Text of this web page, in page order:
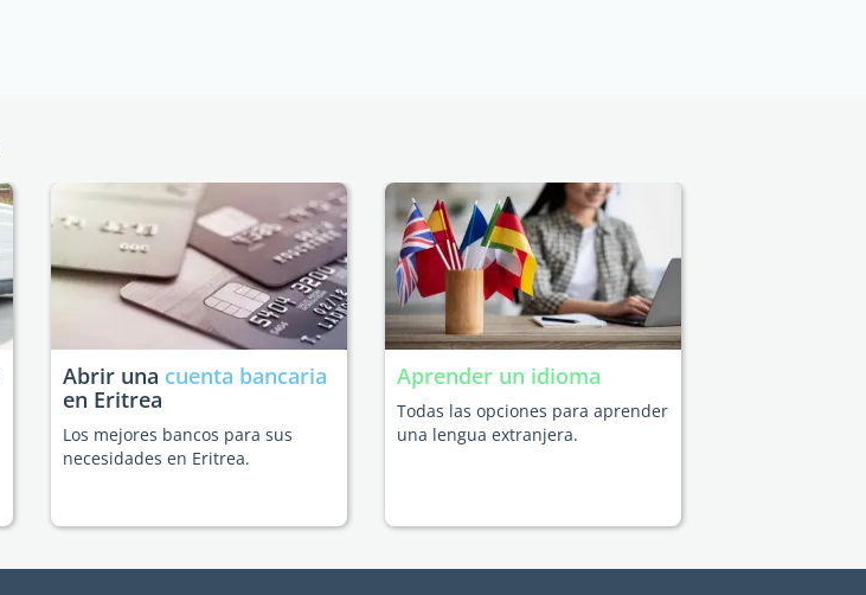
Abrir una cuenta bancaria
en Eritrea
Los mejores bancos para sus
necesidades en Eritrea.
Aprender un idioma
Todas las opciones para aprender
una lengua extranjera.